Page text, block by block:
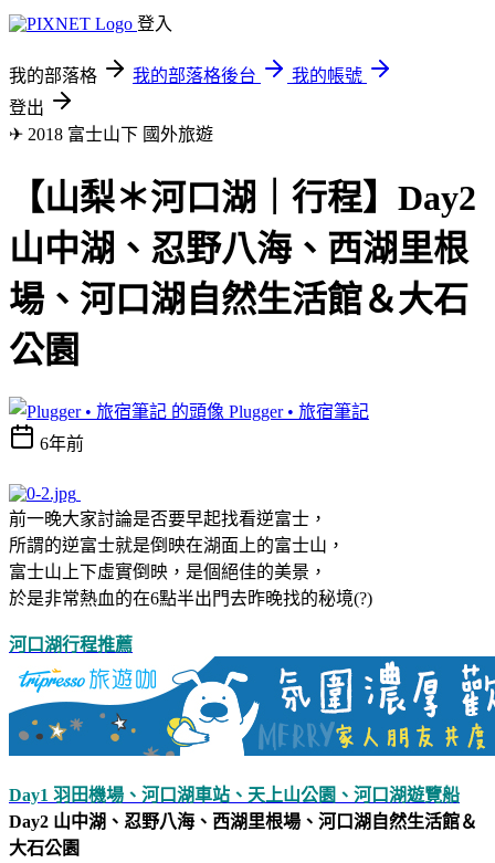
登入
我的部落格 我的部落格後台
我的帳號
登出
✈ 2018 富士山下 國外旅遊
【山梨＊河口湖｜行程】Day2
山中湖、忍野八海、西湖里根
場、河口湖自然生活館＆大石
公園
Plugger • 旅宿筆記
6年前
前一晚大家討論是否要早起找看逆富士，
所謂的逆富士就是倒映在湖面上的富士山，
富士山上下虛實倒映，是個絕佳的美景，
於是非常熱血的在6點半出門去昨晚找的秘境(?)
河口湖行程推薦
Day1 羽田機場、河口湖車站、天上山公園、河口湖遊覽船
Day2 山中湖、忍野八海、西湖里根場、河口湖自然生活館＆
大石公園